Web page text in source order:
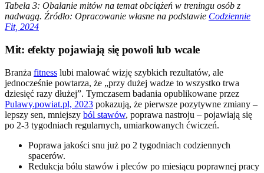
Tabela 3: Obalanie mitów na temat obciążeń w treningu osób z
nadwagą. Źródło: Opracowanie własne na podstawie Codziennie
Fit, 2024
Mit: efekty pojawiają się powoli lub wcale
Branża fitness lubi malować wizję szybkich rezultatów, ale
jednocześnie powtarza, że „przy dużej wadze to wszystko trwa
dziesięć razy dłużej”. Tymczasem badania opublikowane przez
Pulawy.powiat.pl, 2023 pokazują, że pierwsze pozytywne zmiany –
lepszy sen, mniejszy ból stawów, poprawa nastroju – pojawiają się
po 2-3 tygodniach regularnych, umiarkowanych ćwiczeń.
Poprawa jakości snu już po 2 tygodniach codziennych
spacerów.
Redukcja bólu stawów i pleców po miesiącu poprawnej pracy